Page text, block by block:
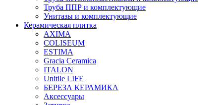
Труба ППР и комплектующие
Унитазы и комплектующие
Керамическая плитка
AXIMA
COLISEUM
ESTIMA
Gracia Ceramica
ITALON
Unitile LIFE
БЕРЕЗА КЕРАМИКА
Аксессуары